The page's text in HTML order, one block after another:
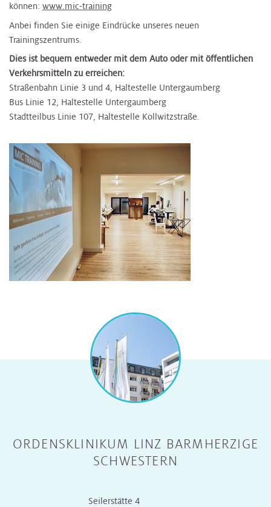
können: www.mic-training
Anbei finden Sie einige Eindrücke unseres neuen
Trainingszentrums.
Dies ist bequem entweder mit dem Auto oder mit öffentlichen
Verkehrsmitteln zu erreichen:
Straßenbahn Linie 3 und 4, Haltestelle Untergaumberg
Bus Linie 12, Haltestelle Untergaumberg
Stadtteilbus Linie 107, Haltestelle Kollwitzstraße.
ORDENSKLINIKUM LINZ BARMHERZIGE
SCHWESTERN
Seilerstätte 4